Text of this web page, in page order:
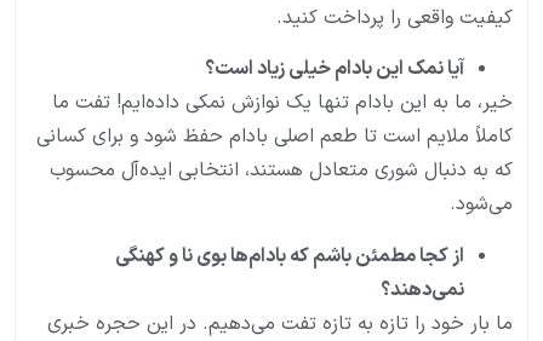
کیفیت واقعی را پرداخت کنید.
آیا نمک این بادام خیلی زیاد است؟
خیر، ما به این بادام تنها یک نوازش نمکی داده‌ایم! تفت ما
کاملاً ملایم است تا طعم اصلی بادام حفظ شود و برای کسانی
که به دنبال شوری متعادل هستند، انتخابی ایده‌آل محسوب
می‌شود.
از کجا مطمئن باشم که بادام‌ها بوی نا و کهنگی
نمی‌دهند؟
ما بار خود را تازه به تازه تفت می‌دهیم. در این حجره خبری